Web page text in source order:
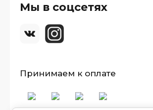
Мы в соцсетях
Принимаем к оплате